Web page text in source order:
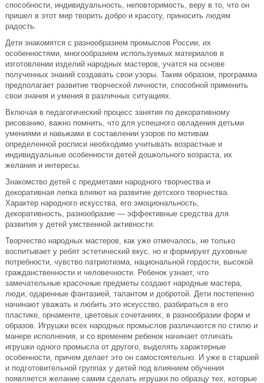
способности, индивидуальность, неповторимость, веру в то, что он
пришел в этот мир творить добро и красоту, приносить людям
радость.
Дети знакомятся с разнообразием промыслов России, их
особенностями, многообразием используемых материалов в
изготовлении изделий народных мастеров, учатся на основе
полученных знаний создавать свои узоры. Таким образом, программа
предполагает развитие творческой личности, способной применить
свои знания и умения в различных ситуациях.
Включая в педагогический процесс занятия по декоративному
рисованию, важно помнить, что для успешного овладения детьми
умениями и навыками в составлении узоров по мотивам
определенной росписи необходимо учитывать возрастные и
индивидуальные особенности детей дошкольного возраста, их
желания и интересы.
Знакомство детей с предметами народного творчества и
декоративная лепка влияют на развитие детского творчества.
Характер народного искусства, его эмоциональность,
декоративность, разнообразие — эффективные средства для
развития у детей умственной активности.
Творчество народных мастеров, как уже отмечалось, не только
воспитывает у ребят эстетический вкус, но и формирует духовные
потребности, чувство патриотизма, национальной гордости, высокой
гражданственности и человечности. Ребенок узнает, что
замечательные красочные предметы создают народные мастера,
люди, одаренные фантазией, талантом и добротой. Дети постепенно
начинают уважать и любить это искусство, разбираться в его
пластике, орнаменте, цветовых сочетаниях, в разнообразии форм и
образов. Игрушки всех народных промыслов различаются по стилю и
манере исполнения, и со временем ребенок начинает отличать
игрушки одного промысла от другого, выделять характерные
особенности, причем делает это он самостоятельно. И уже в старшей
и подготовительной группах у детей под влиянием обучения
появляется желание самим сделать игрушки по образцу тех, которые